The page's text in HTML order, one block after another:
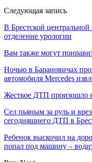
Следующая запись
В Брестской
отделение урологии
Вам также могут
Ночью в Барановичах
автомобиля Mercedes
Жесткое ДТП произошло
Сел пьяным за руль и
сегодняшнего ДТП в
Ребенок выскочил на
попал под машину –